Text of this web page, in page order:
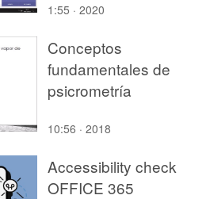
1:55 · 2020
Conceptos
fundamentales de
psicrometría
10:56 · 2018
Accessibility check
OFFICE 365